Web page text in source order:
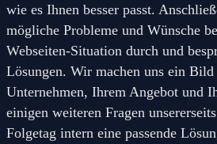
wie es Ihnen besser passt.
mögliche Probleme und Wünsche
Webseiten-Situation durch und
Lösungen. Wir machen uns ein
Unternehmen, Ihrem Angebot und
einigen weiteren Fragen
Folgetag intern eine passende